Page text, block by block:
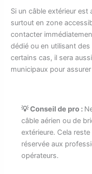
Si un câble extérieur
surtout en zone
contacter
dédié ou en utilisant
certains cas, il sera
municipaux pour
💡 Conseil de pro :
câble aérien ou de
extérieure. Cela
réservée aux
opérateurs.